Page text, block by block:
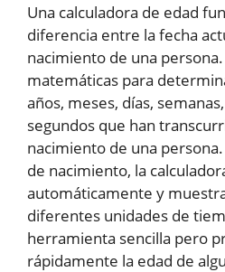
Una calculadora de edad
diferencia entre la fecha
nacimiento de una
matemáticas para
años, meses, días,
segundos que han
nacimiento de una
de nacimiento, la
automáticamente y
diferentes unidades de
herramienta sencilla pero
rápidamente la edad de